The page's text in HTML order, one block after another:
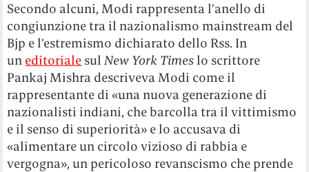
Secondo alcuni, Modi rappresenta l’anello di
congiunzione tra il nazionalismo mainstream del
Bjp e l’estremismo dichiarato dello Rss. In
un editoriale sulNew York Times lo scrittore
Pankaj Mishra descriveva Modi come il
rappresentante di «una nuova generazione di
nazionalisti indiani, che barcolla tra il vittimismo
e il senso di superiorità» e lo accusava di
«alimentare un circolo vizioso di rabbia e
vergogna», un pericoloso revanscismo che prende